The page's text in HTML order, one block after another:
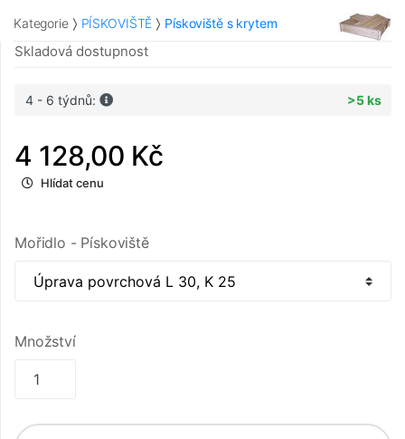
Kategorie PÍSKOVIŠTĚ Pískoviště s krytem
Skladová dostupnost
4 - 6 týdnů: >5 ks
4 128,00 Kč
Hlídat cenu
Mořidlo - Pískoviště
Množství